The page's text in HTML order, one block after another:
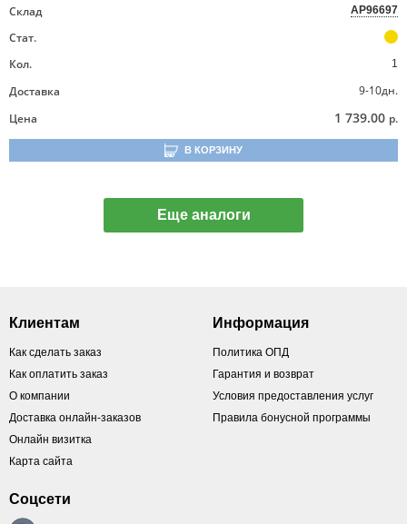
Склад AP96697
Стат.
Кол.
1
Доставка
9-10дн.
Цена
1 739.00 р.
В КОРЗИНУ
Еще аналоги
Клиентам
Как сделать заказ
Как оплатить заказ
О компании
Доставка онлайн-заказов
Онлайн визитка
Карта сайта
Информация
Политика ОПД
Гарантия и возврат
Условия предоставления услуг
Правила бонусной программы
Соцсети